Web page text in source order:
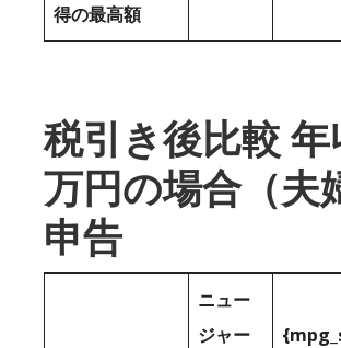
得の最高額
税引き後比較
万円の場合（夫
申告
ニュー
ジャー